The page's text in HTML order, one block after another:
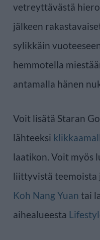
vetreyttävästä
jälkeen
sylikkäin
hemmotella
antamalla hänen
Voit lisätä Staran
lähteeksi
laatikon. Voit myös
liittyvistä teemoista
Koh Nang Yuan tai
aihealueesta